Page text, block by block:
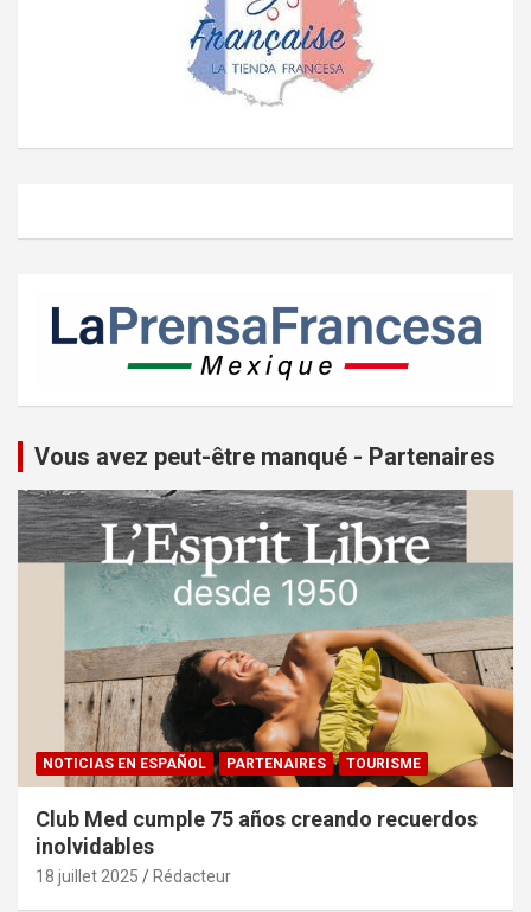
Vous avez peut-être manqué - Partenaires
NOTICIAS EN ESPAÑOL PARTENAIRES TOURISME
Club Med cumple 75 años creando recuerdos
inolvidables
18 juillet 2025 Rédacteur